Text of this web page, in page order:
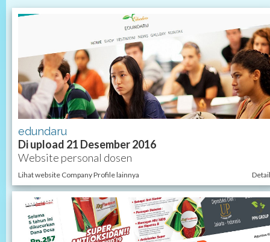
edundaru
Di upload 21 Desember 2016
Website personal dosen
Lihat website Company Profile lainnya Detail